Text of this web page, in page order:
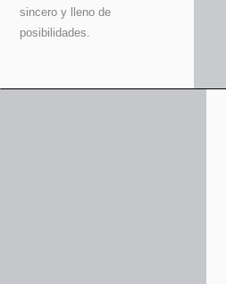
sincero y lleno de
posibilidades.